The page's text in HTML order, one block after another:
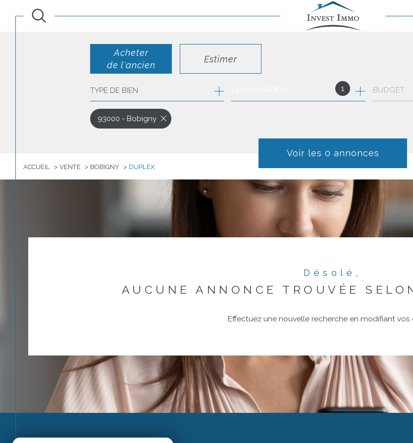
Acheter
de l'ancien
de l'ancien
de l'immo pro
Estimer
TYPE DE BIEN 1 BUDGET
Voir les 0 annonces
93000 - Bobigny
ACCUEIL VENTE BOBIGNY DUPLEX
Désolé,
AUCUNE ANNONCE TROUVÉE
Effectuez une nouvelle recherche en modifiant vos